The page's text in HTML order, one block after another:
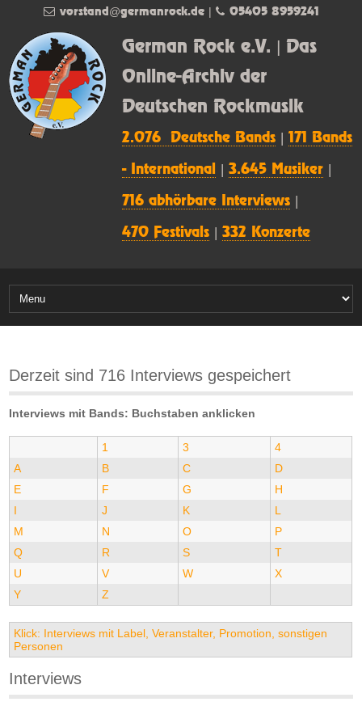
German Rock e.V. | Das
Online-Archiv der
Deutschen Rockmusik
2.076 Deutsche Bands |171 Bands
- International |3.645 Musiker
716 abhörbare Interviews
470 Festivals |332 Konzerte
vorstand@germanrock.de| 05405 8959241
Derzeit sind 716 Interviews gespeichert
Interviews mit Bands: Buchstaben anklicken
1 3
4
A
B C
D
E
F G
H
I
J K
L
M
N O
P
Q
R S
T
U
V W
X
Y
Z
Klick: Interviews mit Label, Veranstalter, Promotion, sonstigen
Personen
Interviews